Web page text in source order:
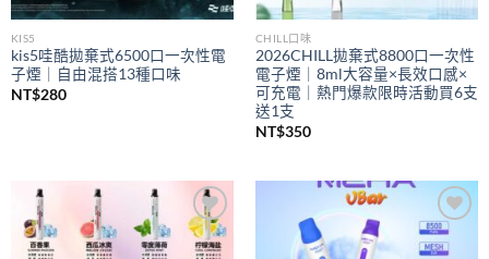
KIS5
kis5哇酷拋棄式6500口一次性電
子煙｜自由混搭13種口味
NT$280
CHILL口味
2026CHILL拋棄式8800口一次性
電子煙｜8ml大容量×長效口感×
可充電｜熱門爆款限時活動買6支
送1支
NT$350
Add to
wishlist
Add to
wishlist